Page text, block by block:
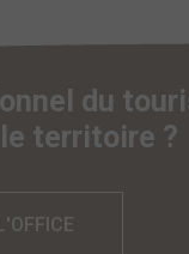
du
le territoire ?